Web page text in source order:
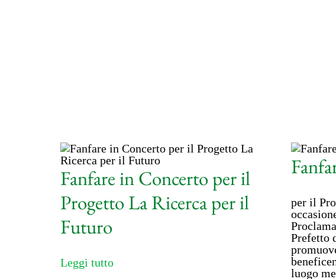
Fanfare in Concerto per il
Progetto La Ricerca per il
Futuro
Leggi tutto
per il
Prefetto
luogo